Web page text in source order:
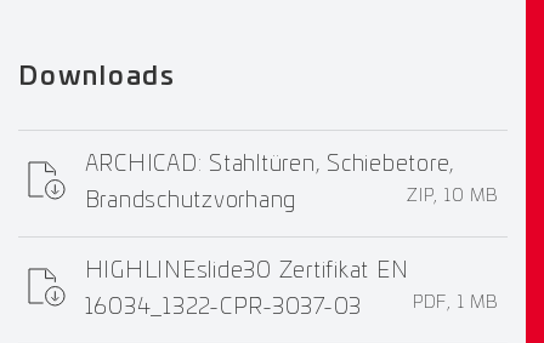
Downloads
ARCHICAD: Stahltüren, Schiebetore,
Brandschutzvorhang
ZIP, 10 MB
HIGHLINEslide30 Zertifikat EN
16034_1322-CPR-3037-03
PDF, 1 MB